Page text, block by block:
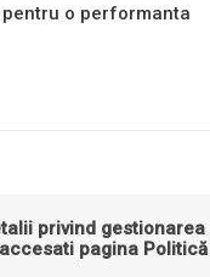
o performanta
privind
pagina